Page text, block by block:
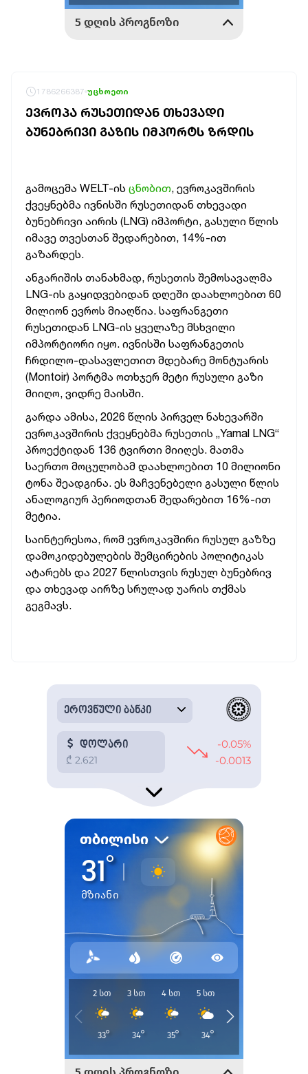
1786266387 უცხოეთი
ᲔᲕᲠᲝᲞᲐ ᲠᲣᲡᲔᲗᲘᲓᲐᲜ ᲗᲮᲔᲕᲐᲓᲘ
ᲑᲣᲜᲔᲑᲠᲘᲕᲘ ᲒᲐᲖᲘᲡ ᲘᲛᲞᲝᲠᲢᲡ ᲖᲠᲓᲘᲡ
გამოცემა WELT-ის ცნობით, ევროკავშირის
ქვეყნებმა ივნისში რუსეთიდან თხევადი
ბუნებრივი აირის (LNG) იმპორტი, გასული წლის
იმავე თვესთან შედარებით, 14%-ით
გაზარდეს.
ანგარიშის თანახმად, რუსეთის შემოსავალმა
LNG-ის გაყიდვებიდან დღეში დაახლოებით 60
მილიონ ევროს მიაღწია. საფრანგეთი
რუსეთიდან LNG-ის ყველაზე მსხვილი
იმპორტიორი იყო. ივნისში საფრანგეთის
ჩრდილო-დასავლეთით მდებარე მონტუარის
(Montoir) პორტმა ოთხჯერ მეტი რუსული გაზი
მიიღო, ვიდრე მაისში.
გარდა ამისა, 2026 წლის პირველ ნახევარში
ევროკავშირის ქვეყნებმა რუსეთის „Yamal LNG“
პროექტიდან 136 ტვირთი მიიღეს. მათმა
საერთო მოცულობამ დაახლოებით 10 მილიონი
ტონა შეადგინა. ეს მაჩვენებელი გასული წლის
ანალოგიურ პერიოდთან შედარებით 16%-ით
მეტია.
საინტერესოა, რომ ევროკავშირი რუსულ გაზზე
დამოკიდებულების შემცირების პოლიტიკას
ატარებს და 2027 წლისთვის რუსულ ბუნებრივ
და თხევად აირზე სრულად უარის თქმას
გეგმავს.